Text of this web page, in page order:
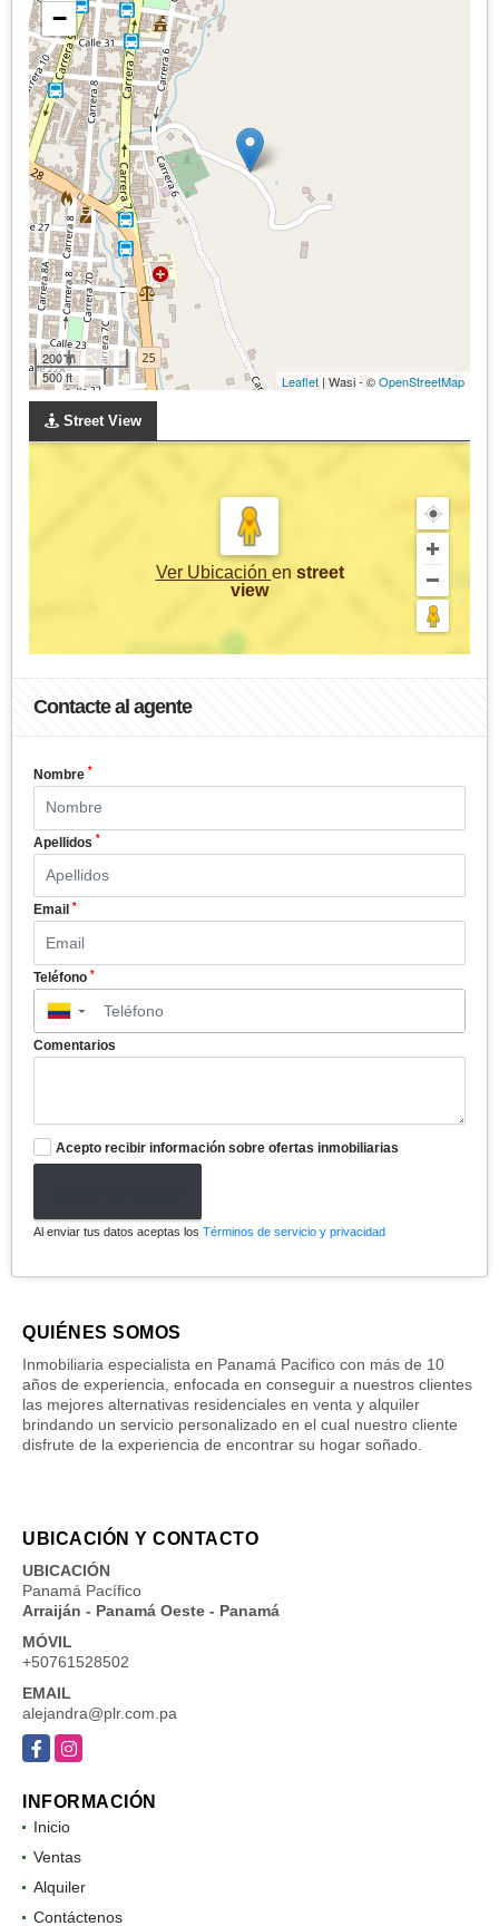
−
200 m
500 ft
Leaflet | Wasi - ©OpenStreetMap
Street View
Ver Ubicación en street
view
Contacte al agente
Nombre *
Apellidos *
Email *
Teléfono *
▼
Comentarios
Acepto recibir información sobre ofertas inmobiliarias
Al enviar tus datos aceptas los Términos de servicio y privacidad
QUIÉNES SOMOS
Inmobiliaria especialista en Panamá Pacifico con más de 10
años de experiencia, enfocada en conseguir a nuestros clientes
las mejores alternativas residenciales en venta y alquiler
brindando un servicio personalizado en el cual nuestro cliente
disfrute de la experiencia de encontrar su hogar soñado.
UBICACIÓN Y CONTACTO
UBICACIÓN
Panamá Pacífico
Arraiján - Panamá Oeste - Panamá
MÓVIL
+50761528502
EMAIL
alejandra@plr.com.pa
FacebookInstagram
INFORMACIÓN
Inicio
Ventas
Alquiler
Contáctenos